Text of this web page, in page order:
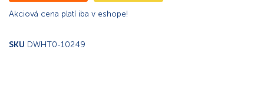
Akciová cena platí iba v eshope!
SKU DWHT0-10249